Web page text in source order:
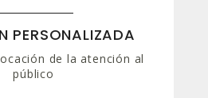
PERSONALIZADA
de la atención al
público